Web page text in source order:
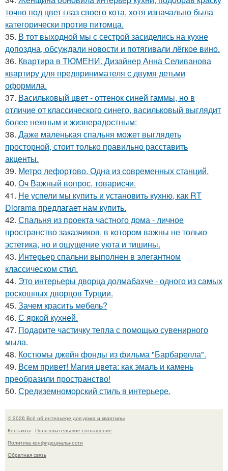
точно под цвет глаз своего кота, хотя изначально была
категорически против питомца.
35. В тот выходной мы с сестрой засиделись на кухне
допоздна, обсуждали новости и потягивали лёгкое вино.
36. Квартира в ТЮМЕНИ. Дизайнер Анна Селиванова
квартиру для предпринимателя с двумя детьми
оформила.
37. Васильковый цвет - оттенок синей гаммы, но в
отличие от классического синего, васильковый выглядит
более нежным и жизнерадостным:
38. Даже маленькая спальня может выглядеть
просторной, стоит только правильно расставить
акценты.
39. Метро лефортово. Одна из современных станций.
40. Оч Важный вопрос, товарисчи.
41. Не успели мы купить и установить кухню, как RT
Diorama предлагает нам купить.
42. Спальня из проекта частного дома - личное
пространство заказчиков, в котором важны не только
эстетика, но и ощущение уюта и тишины.
43. Интерьер спальни выполнен в элегантном
классическом стил.
44. Это интерьеры дворца долмабахче - одного из самых
роскошных дворцов Турции.
45. Зачем красить мебель?
46. С яркой кухней.
47. Подарите частичку тепла с помощью сувенирного
мыла.
48. Костюмы джейн фонды из фильма "Барбарелла".
49. Всем привет! Магия цвета: как эмаль и камень
преобразили пространство!
50. Средиземноморский стиль в интерьере.
© 2026 Всё об интерьере для дома и квартиры
Контакты
Пользовательское соглашение
Политика конфидециальности
Обратная связь